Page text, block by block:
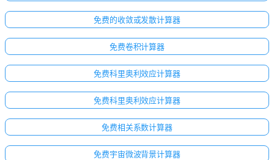
免费的收敛或发散计算器
免费卷积计算器
免费科里奥利效应计算器
免费科里奥利效应计算器
免费相关系数计算器
免费宇宙微波背景计算器